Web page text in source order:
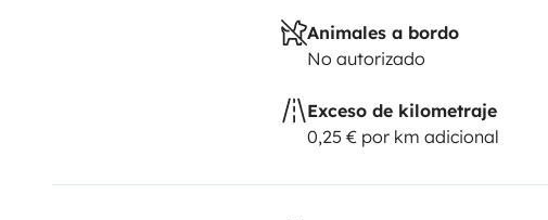
Animales a bordo
No autorizado
Exceso de kilometraje
0,25 € por km adicional